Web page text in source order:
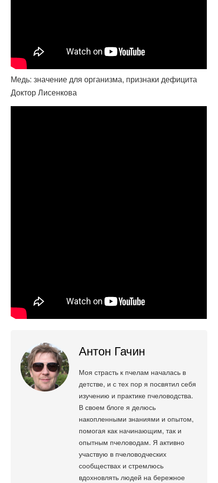
Медь: значение для организма, признаки дефицита
Доктор Лисенкова
Антон Гачин
Моя страсть к пчелам началась в
детстве, и с тех пор я посвятил себя
изучению и практике пчеловодства.
В своем блоге я делюсь
накопленными знаниями и опытом,
помогая как начинающим, так и
опытным пчеловодам. Я активно
участвую в пчеловодческих
сообществах и стремлюсь
вдохновлять людей на бережное